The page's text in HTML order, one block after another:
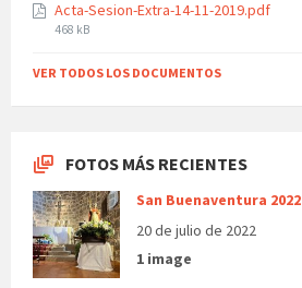
Acta-Sesion-Extra-14-11-2019.pdf
File
468 kB
VER TODOS LOS DOCUMENTOS
FOTOS MÁS RECIENTES
San Buenaventura 2022
20 de julio de 2022
1 image